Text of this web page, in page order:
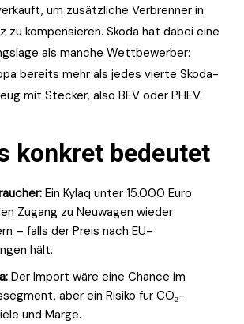
um zusätzliche Verbrenner in
zu kompensieren. Skoda hat dabei eine
als manche Wettbewerber:
bereits mehr als jedes vierte Skoda-
mit Stecker, also BEV oder PHEV.
konkret bedeutet
Ein Kylaq unter 15.000 Euro
Zugang zu Neuwagen wieder
– falls der Preis nach EU-
hält.
Der Import wäre eine Chance im
aber ein Risiko für CO₂-
und Marge.